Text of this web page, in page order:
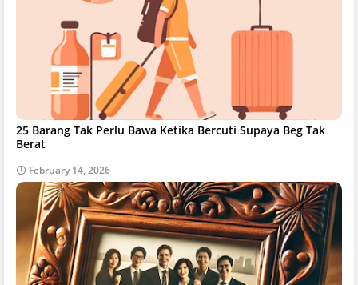
25 Barang Tak Perlu Bawa Ketika Bercuti Supaya Beg Tak
Berat
February 14, 2026